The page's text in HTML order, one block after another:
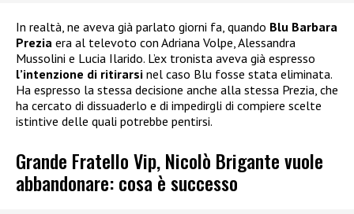
In realtà, ne aveva già parlato giorni fa, quando Blu Barbara
Prezia era al televoto con Adriana Volpe, Alessandra
Mussolini e Lucia Ilarido. L’ex tronista aveva già espresso
l’intenzione di ritirarsi nel caso Blu fosse stata eliminata.
Ha espresso la stessa decisione anche alla stessa Prezia, che
ha cercato di dissuaderlo e di impedirgli di compiere scelte
istintive delle quali potrebbe pentirsi.
Grande Fratello Vip, Nicolò Brigante vuole
abbandonare: cosa è successo